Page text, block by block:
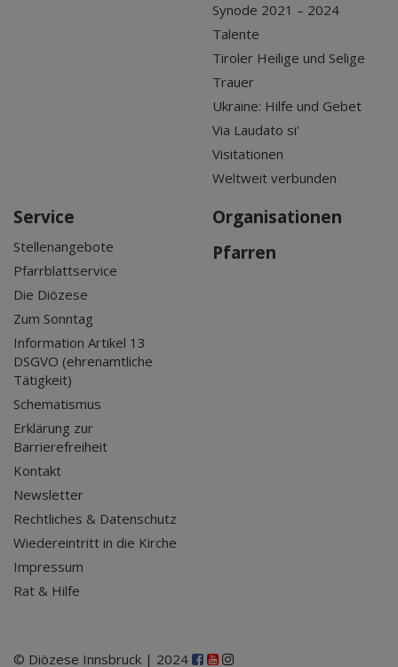
Synode 2021 – 2024
Talente
Tiroler Heilige und Selige
Trauer
Ukraine: Hilfe und Gebet
Via Laudato si'
Visitationen
Weltweit verbunden
Service
Stellenangebote
Pfarrblattservice
Die Diözese
Zum Sonntag
Information Artikel 13
DSGVO (ehrenamtliche
Tätigkeit)
Schematismus
Erklärung zur
Barrierefreiheit
Kontakt
Newsletter
Rechtliches & Datenschutz
Wiedereintritt in die Kirche
Impressum
Rat & Hilfe
Organisationen
Pfarren
© Diözese Innsbruck | 2024